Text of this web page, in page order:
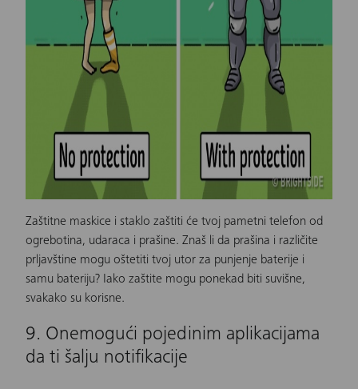
Zaštitne maskice i staklo zaštiti će tvoj pametni telefon od
ogrebotina, udaraca i prašine. Znaš li da prašina i različite
prljavštine mogu oštetiti tvoj utor za punjenje baterije i
samu bateriju? Iako zaštite mogu ponekad biti suvišne,
svakako su korisne.
9. Onemogući pojedinim aplikacijama
da ti šalju notifikacije